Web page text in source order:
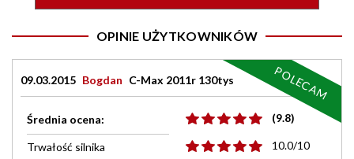
OPINIE UŻYTKOWNIKÓW
09.03.2015 Bogdan C-Max 2011r 130tys
Średnia ocena: (9.8)
Trwałość silnika
10.0/10
POLECAM